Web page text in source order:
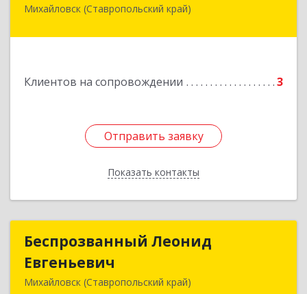
Михайловск (Ставропольский край)
Клиентов на сопровождении 3
Отправить заявку
Показать контакты
356240, Ставропольский край, Шпаковский р-
Подробнее
Отправить заявку
Назад
Беспрозванный Леонид
Евгеньевич
Михайловск (Ставропольский край)
Беспрозванный Леонид